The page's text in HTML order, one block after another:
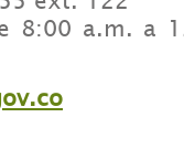
8:00 a.m. a